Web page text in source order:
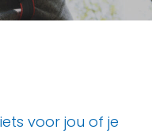
voor jou of je